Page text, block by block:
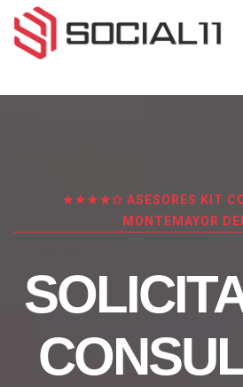
★★★★✩ ASESORES KIT
MONTEMAYOR